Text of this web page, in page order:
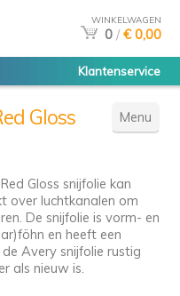
WINKELWAGEN
0 / € 0,00
Klantenservice
Menu
Gloss
Gloss snijfolie kan
over luchtkanalen om
De snijfolie is vorm- en
en heeft een
Avery snijfolie rustig
als nieuw is.